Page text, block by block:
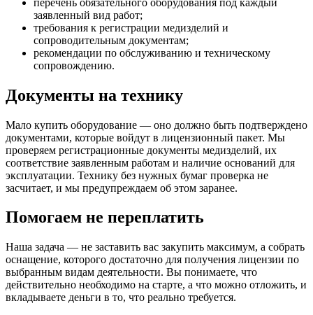
заявленный вид работ;
требования к регистрации медизделий и
сопроводительным документам;
рекомендации по обслуживанию и техническому
сопровождению.
Документы на технику
Мало купить оборудование — оно должно быть подтверждено
документами, которые войдут в лицензионный пакет. Мы
проверяем регистрационные документы медизделий, их
соответствие заявленным работам и наличие оснований для
эксплуатации. Технику без нужных бумаг проверка не
засчитает, и мы предупреждаем об этом заранее.
Помогаем не переплатить
Наша задача — не заставить вас закупить максимум, а собрать
оснащение, которого достаточно для получения лицензии по
выбранным видам деятельности. Вы понимаете, что
действительно необходимо на старте, а что можно отложить, и
вкладываете деньги в то, что реально требуется.